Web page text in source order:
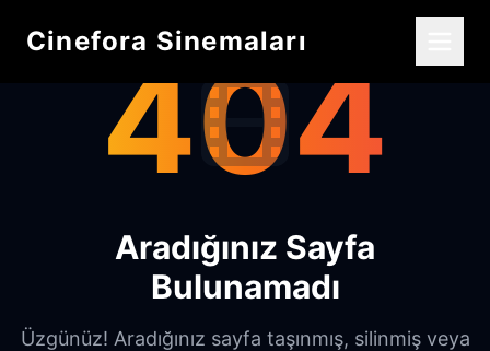
Cinefora Sinemaları
404
Aradığınız Sayfa
Bulunamadı
Üzgünüz! Aradığınız sayfa taşınmış, silinmiş veya